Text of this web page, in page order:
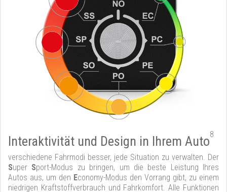
Interaktivität und Design in Ihrem Auto8
verschiedene Fahrmodi besser, jede Situation zu verwalten. Der
Super Sport-Modus zu bringen, um die beste Leistung Ihres
Autos aus, um den Economy-Modus den Vorrang gibt, zu einem
niedrigen Kraftstoffverbrauch und Fahrkomfort. Alle Funktionen